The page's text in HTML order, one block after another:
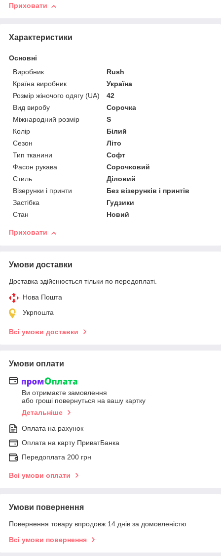
Приховати
Характеристики
Основні
Виробник
Rush
Країна виробник
Україна
Розмір жіночого одягу (UA)
42
Вид виробу
Сорочка
Міжнародний розмір
S
Колір
Білий
Сезон
Літо
Тип тканини
Софт
Фасон рукава
Сорочковий
Стиль
Діловий
Візерунки і принти
Без візерунків і принтів
Застібка
Гудзики
Стан
Новий
Приховати
Умови доставки
Доставка здійснюється тільки по передоплаті.
Нова Пошта
Укрпошта
Всі умови доставки
Умови оплати
Ви отримаєте замовлення
або гроші повернуться на вашу картку
Детальніше
Оплата на рахунок
Оплата на карту ПриватБанка
Передоплата 200 грн
Всі умови оплати
Умови повернення
Повернення товару впродовж 14 днів за домовленістю
Всі умови повернення